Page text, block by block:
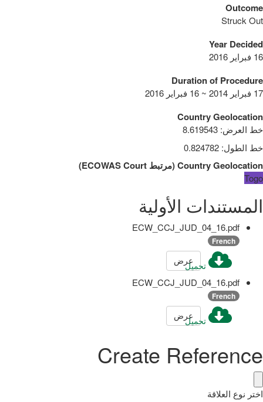
Outcome
Struck Out
Year Decided
16 فبراير 2016
Duration of Procedure
17 فبراير 2014 ~ 16 فبراير 2016
Country Geolocation
خط العرض:
8.619543
خط الطول:
0.824782
Country Geolocation
(مرتبط ECOWAS Court
)
Togo
المستندات الأولية
ECW_CCJ_JUD_04_16.pdf
French
تحميلعرض
ECW_CCJ_JUD_04_16.pdf
French
تحميلعرض
Create Reference
اختر نوع العلاقة